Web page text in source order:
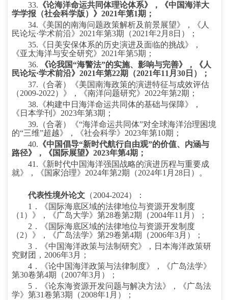
33. 《论海洋命运共同体理论体系》，《中国海洋大
学学报（社会科学版）》2021年第1期；
34. 《美国的南海问题政策解析及前景展望》，《人
民论坛·学术前沿》 2021年第3期（2021年2 月8日）
；
35. 《日美安保体系的历史演进及面临的挑战》，
《亚太海洋与安全研究》 2021年第5期；
36.
《论我国“海警法”的实施、影响与完善》，《人
民论坛·学术前沿》2021年第22期（2021年11 月30 日）；
37. （合著）《美国南海政策的演进特征与成效评估
（2009-2022）》，《南洋问题研究》 2022年第2期；
38. 《构建中日海洋命运共同体的基础与保障》，
《日本学刊》 2023年第3期；
39. （合著）《“海洋命运共同体”对全球海洋治理困境
的“三维”超越》，《社会科学》 2023年第10期；
40. 《中国倡导“新时代航行自由观”的价值、内涵与
路径》，《国际展望》2023年第4期；
41. 《新时代中国海洋强国战略的演进历程与重要成
就》，《国家治理》 2024年第2期（2024年1 月 28日）。
代表性境外论文 （2004-2024）：
1 ．《国际海底区域的法律地位与资源开发制度
（1 ）》，《广岛大学》第28卷第2期（2004年11 月）；
2 ．《国际海底区域的法律地位与资源开发制度
（2）》，《广岛法学》第29卷第4期（2006年3月）；
3 ．《中国海洋政策与法制研究》，日本海洋政策研
究财团， 2006年3月；
4 ．《论中国海洋政策与法律制度》，《广岛法学》
第30卷第4期（2007年3月）；
5 ．《论东海资源开发问题与解决方法》，《广岛法
学》第31卷第3期（2008年1 月）；